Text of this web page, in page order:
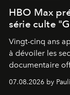
HBO Max
série culte
Vingt-cinq ans
à dévoiler les
documentaire
inédites et
générationnel.
07.08.2026 by